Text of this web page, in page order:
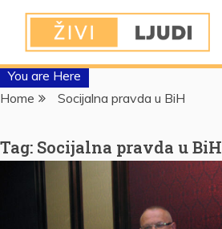
You are Here
Home
Socijalna pravda u BiH
Tag: Socijalna pravda u BiH